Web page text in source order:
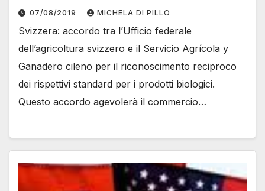
07/08/2019 MICHELA DI PILLO
Svizzera: accordo tra l’Ufficio federale
dell’agricoltura svizzero e il Servicio Agrícola y
Ganadero cileno per il riconoscimento reciproco
dei rispettivi standard per i prodotti biologici.
Questo accordo agevolerà il commercio…